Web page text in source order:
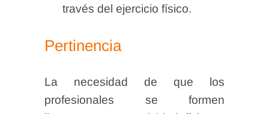
través del ejercicio físico.
Pertinencia
La necesidad de que los
profesionales se formen